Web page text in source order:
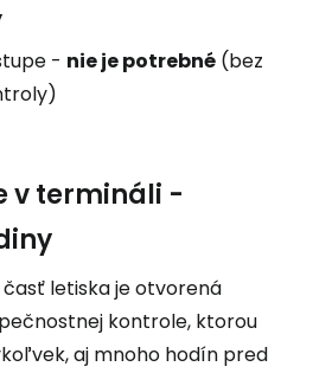
- nie je potrebné (bez
v termináli -
letiska je otvorená
kontrole, ktorou
aj mnoho hodín pred